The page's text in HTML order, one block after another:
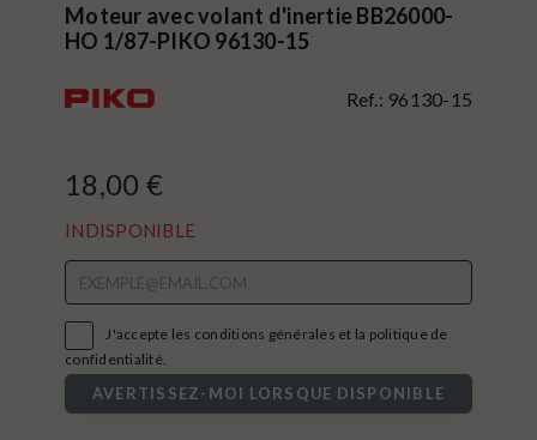
Moteur avec volant d'inertie BB26000-
HO 1/87-PIKO 96130-15
Ref.: 96130-15
18,00 €
INDISPONIBLE
J'accepte les conditions générales et la politique de
confidentialité.
AVERTISSEZ-MOI LORSQUE DISPONIBLE